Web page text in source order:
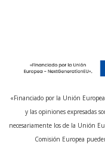
«Financiado por la Unión
y las opiniones expresadas
necesariamente los de la Unión
Comisión Europea